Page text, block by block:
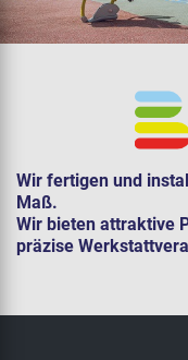
Wir fertigen und
Maß.
Wir bieten attraktive
präzise